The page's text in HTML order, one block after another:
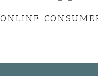
ONLINE